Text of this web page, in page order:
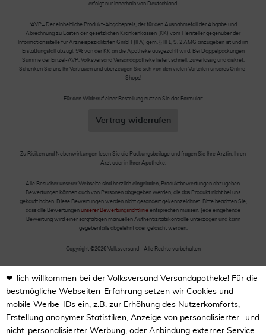
erfolgt nur innerhalb von Deutschland.
*AVP= Der einheitliche Produkt-Abgabepreis, der für den Ausnahmefall der Abgabe und
Abrechnung zu Lasten der gesetzlichen Krankenkassen (KK) vom Hersteller gegenüber der
Informationsstelle für Arzneispezialitäten GmbH (IFA) gem. § III 1, S. 2 AMG anzugeben ist und im
Erstattungsfall abzügl. 5% von der KK an die Apotheke ausgezahlt wird. Bei Doppelpackungen
Summe der Einzel-AVP. Volksversand Versandapotheke liefert schnell, zuverlässig und diskret.
Schenken Sie uns Ihr Vertrauen und überzeugen Sie sich von den vielen Vorteilen unseres Online-
Shops!
Für den Widerruf einer Bestellung nutzen Sie das Formular:
Vertrag widerrufen
Zu Risiken und Nebenwirkungen lesen Sie die Packungsbeilage und fragen Sie Ihre Ärztin, Ihren
Arzt oder in Ihrer Apotheke.
Alle Besucher unserer Webseite sind herzlich eingeladen, Produktbewertungen abzugeben.
Bewertungen können auch von Personen abgegeben werden, die das Produkt nicht bei uns
gekauft haben. Diese Bewertungen werden nicht gesondert gekennzeichnet. Bitte beachten Sie,
dass alle Bewertungen unserer Bewertungsrichtlinie entsprechen müssen. Jede eingehende
Bewertung wird einer sorgfältigen manuellen Authentizitätskontrolle unterzogen und kann
gegebenfalls abgelehnt oder gelöscht werden.
Copyright ©2026 Volksversand - Alle Rechte vorbehalten
❤-lich willkommen bei der Volksversand Versandapotheke! Für die
bestmögliche Webseiten-Erfahrung setzen wir Cookies und
mobile Werbe-IDs ein, z.B. zur Erhöhung des Nutzerkomforts,
Erstellung anonymer Statistiken, Anzeige von personalisierter- und
nicht-personalisierter Werbung, oder Anbindung externer Service-